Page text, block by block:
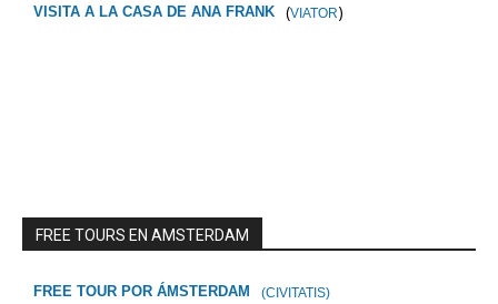
VISITA A LA CASA DE ANA FRANK (VIATOR)
FREE TOURS EN AMSTERDAM
FREE TOUR POR ÁMSTERDAM (CIVITATIS)